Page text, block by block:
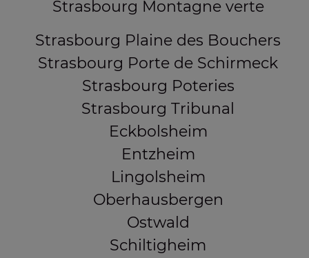
Strasbourg Montagne verte
Strasbourg Plaine des Bouchers
Strasbourg Porte de Schirmeck
Strasbourg Poteries
Strasbourg Tribunal
Eckbolsheim
Entzheim
Lingolsheim
Oberhausbergen
Ostwald
Schiltigheim